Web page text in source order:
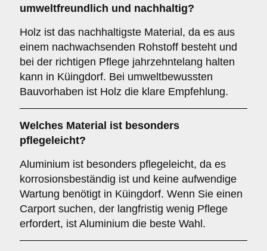
umweltfreundlich und nachhaltig?
Holz ist das nachhaltigste Material, da es aus
einem nachwachsenden Rohstoff besteht und
bei der richtigen Pflege jahrzehntelang halten
kann in Küingdorf. Bei umweltbewussten
Bauvorhaben ist Holz die klare Empfehlung.
Welches Material ist besonders
pflegeleicht?
Aluminium ist besonders pflegeleicht, da es
korrosionsbeständig ist und keine aufwendige
Wartung benötigt in Küingdorf. Wenn Sie einen
Carport suchen, der langfristig wenig Pflege
erfordert, ist Aluminium die beste Wahl.